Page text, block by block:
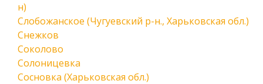
н)
Слобожанское (Чугуевский р-н., Харьковская обл.)
Снежков
Соколово
Солоницевка
Сосновка (Харьковская обл.)